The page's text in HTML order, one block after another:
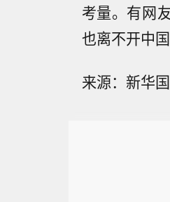
考量。有网
也离不开中国
来源：新华